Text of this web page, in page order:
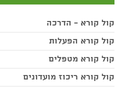
קול קורא - הדרכה
קול קורא הפעלות
קול קורא מטפלים
קול קורא ריכוז מועדונים